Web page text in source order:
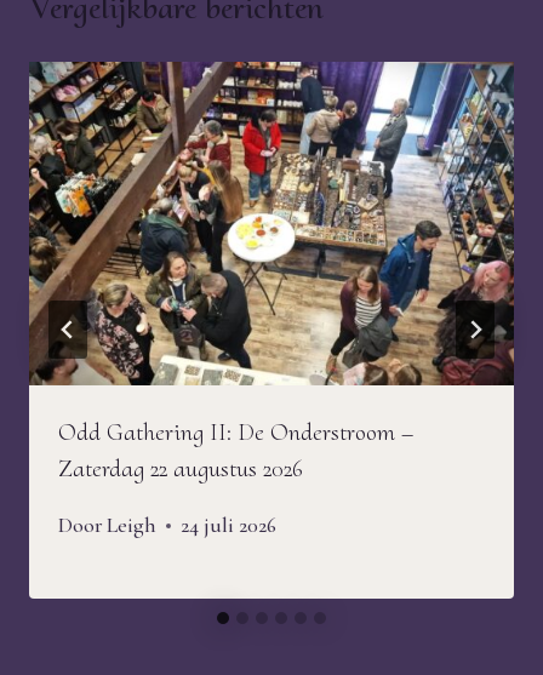
Odd Gathering II: De Onderstroom –
Zaterdag 22 augustus 2026
DoorLeigh 24 juli 2026